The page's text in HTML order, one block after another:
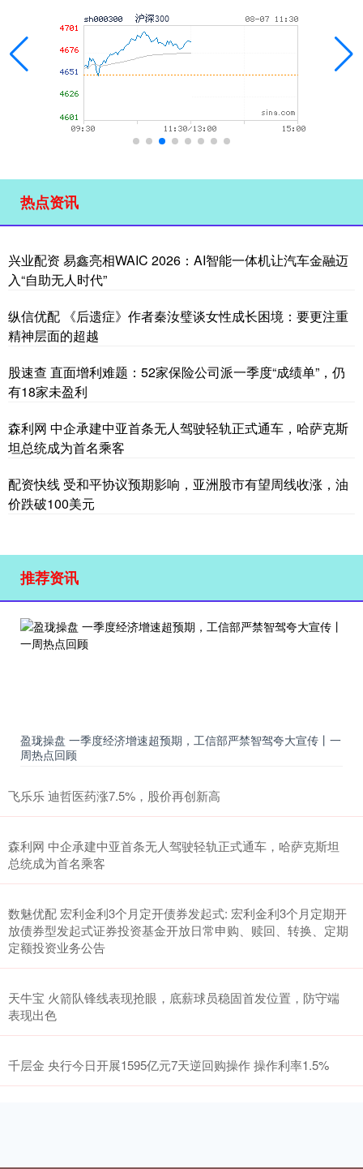
热点资讯
兴业配资 易鑫亮相WAIC 2026：AI智能一体机让汽车金融迈
入“自助无人时代”
纵信优配 《后遗症》作者秦汝璧谈女性成长困境：要更注重
精神层面的超越
股速查 直面增利难题：52家保险公司派一季度“成绩单”，仍
有18家未盈利
森利网 中企承建中亚首条无人驾驶轻轨正式通车，哈萨克斯
坦总统成为首名乘客
配资快线 受和平协议预期影响，亚洲股市有望周线收涨，油
价跌破100美元
推荐资讯
盈珑操盘 一季度经济增速超预期，工信部严禁智驾夸大宣传丨一
周热点回顾
飞乐乐 迪哲医药涨7.5%，股价再创新高
森利网 中企承建中亚首条无人驾驶轻轨正式通车，哈萨克斯坦
总统成为首名乘客
数魅优配 宏利金利3个月定开债券发起式: 宏利金利3个月定期开
放债券型发起式证券投资基金开放日常申购、赎回、转换、定期
定额投资业务公告
天牛宝 火箭队锋线表现抢眼，底薪球员稳固首发位置，防守端
表现出色
千层金 央行今日开展1595亿元7天逆回购操作 操作利率1.5%